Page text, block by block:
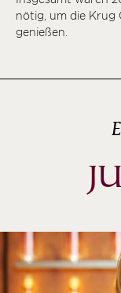
ème
nötig, um die Krug
genießen.